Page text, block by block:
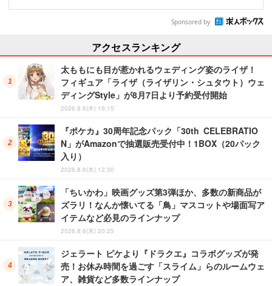
Sponsored by
アクセスランキング
太ももにも目が惹かれるウェディング姿のライザ！
フィギュア「ライザ（ライザリン・シュタウト）ウェ
ディングStyle」が8月7日より予約受付開始
2026.8.6(木) 19:15
『ポケカ』30周年記念パック「30th CELEBRATIO
N」がAmazonで抽選販売受付中！1BOX（20パック
入り）
2026.8.6(木) 12:30
「ちいかわ」映画グッズ第3弾ほか、多数の新商品が
ズラリ！なんか懐いてる「鳥」マスコットや場面写ア
イテムなど必見のラインナップ
2026.8.6(木) 20:25
ジェラート ピケより『ドラクエ』コラボグッズが発
売！お休み時間を過ごす「スライム」らのルームウェ
ア、雑貨など多数ラインナップ